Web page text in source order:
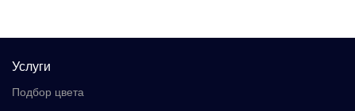
Услуги
Подбор цвета